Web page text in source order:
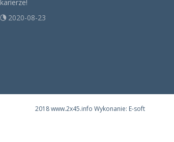
karierze!
2020-08-23
2018 www.2x45.info Wykonanie: E-soft